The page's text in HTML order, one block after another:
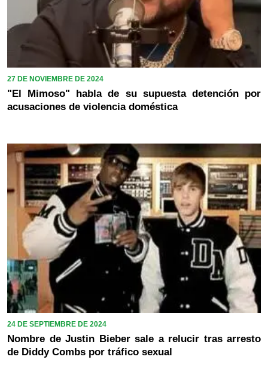
27 DE NOVIEMBRE DE 2024
"El Mimoso" habla de su supuesta detención por
acusaciones de violencia doméstica
24 DE SEPTIEMBRE DE 2024
Nombre de Justin Bieber sale a relucir tras arresto
de Diddy Combs por tráfico sexual